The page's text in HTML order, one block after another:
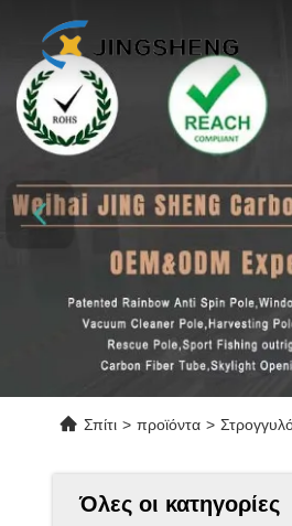
Σπίτι > προϊόντα >
Όλες οι κατηγορίες